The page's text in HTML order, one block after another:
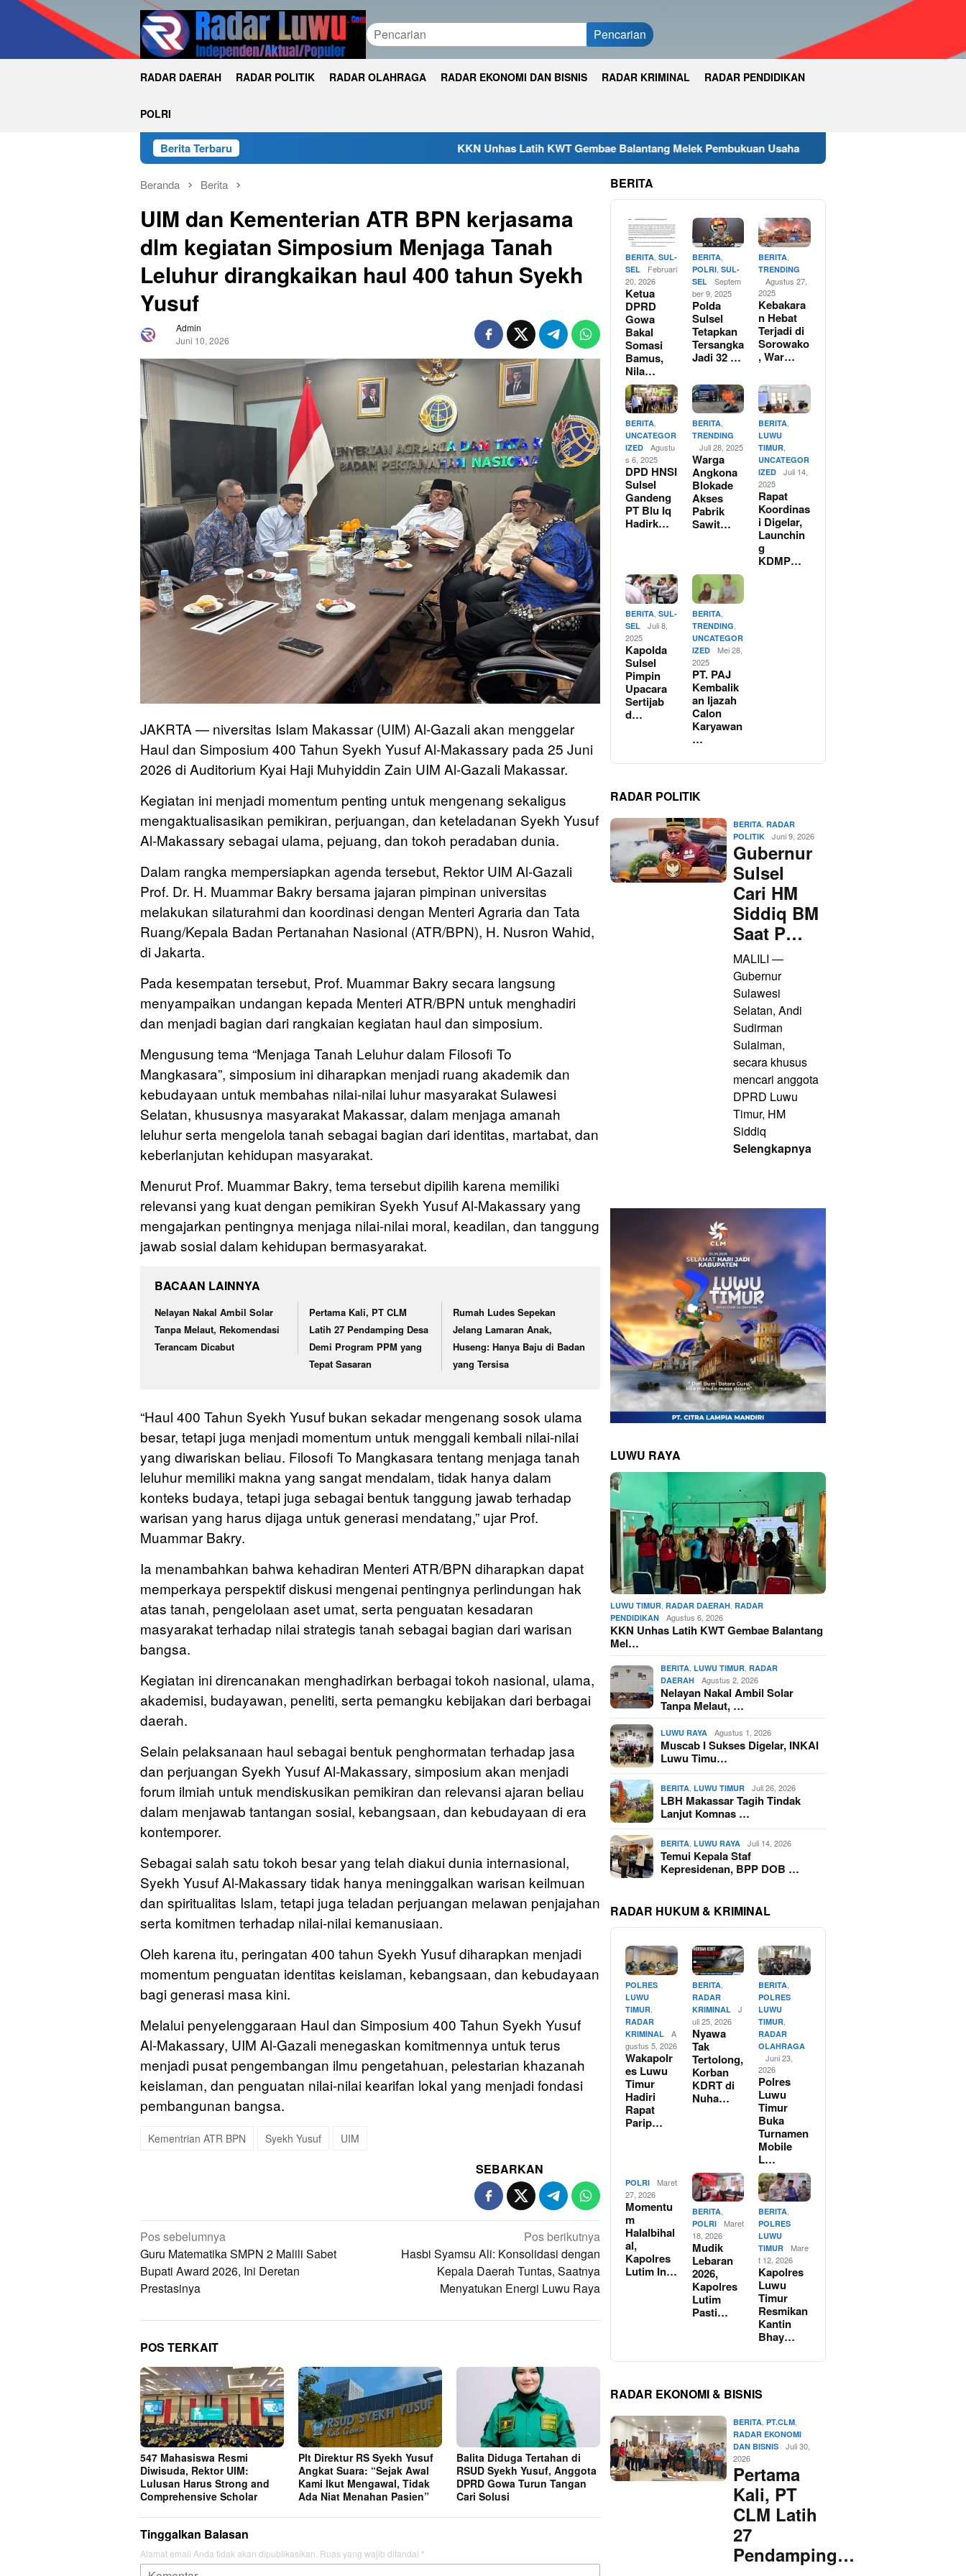
Loncat
Pencarian
RADAR DAERAH RADAR POLITIK RADAR OLAHRAGA RADAR EKONOMI DAN BISNIS RADAR KRIMINAL RADAR PENDIDIKAN
POLRI
Berita Terbaru KKN Unhas Latih KWT Gembae Balantang Melek Pembukuan Usaha Wakapolres Luwu Timur Hadiri Rapat
Beranda Berita
UIM dan Kementerian ATR BPN kerjasama
dlm kegiatan Simposium Menjaga Tanah
Leluhur dirangkaikan haul 400 tahun Syekh
Yusuf
Admin
Juni 10, 2026
JAKRTA — niversitas Islam Makassar (UIM) Al-Gazali akan menggelar
Haul dan Simposium 400 Tahun Syekh Yusuf Al-Makassary pada 25 Juni
2026 di Auditorium Kyai Haji Muhyiddin Zain UIM Al-Gazali Makassar.
Kegiatan ini menjadi momentum penting untuk mengenang sekaligus
mengaktualisasikan pemikiran, perjuangan, dan keteladanan Syekh Yusuf
Al-Makassary sebagai ulama, pejuang, dan tokoh peradaban dunia.
Dalam rangka mempersiapkan agenda tersebut, Rektor UIM Al-Gazali
Prof. Dr. H. Muammar Bakry bersama jajaran pimpinan universitas
melakukan silaturahmi dan koordinasi dengan Menteri Agraria dan Tata
Ruang/Kepala Badan Pertanahan Nasional (ATR/BPN), H. Nusron Wahid,
di Jakarta.
Pada kesempatan tersebut, Prof. Muammar Bakry secara langsung
menyampaikan undangan kepada Menteri ATR/BPN untuk menghadiri
dan menjadi bagian dari rangkaian kegiatan haul dan simposium.
Mengusung tema “Menjaga Tanah Leluhur dalam Filosofi To
Mangkasara”, simposium ini diharapkan menjadi ruang akademik dan
kebudayaan untuk membahas nilai-nilai luhur masyarakat Sulawesi
Selatan, khususnya masyarakat Makassar, dalam menjaga amanah
leluhur serta mengelola tanah sebagai bagian dari identitas, martabat, dan
keberlanjutan kehidupan masyarakat.
Menurut Prof. Muammar Bakry, tema tersebut dipilih karena memiliki
relevansi yang kuat dengan pemikiran Syekh Yusuf Al-Makassary yang
mengajarkan pentingnya menjaga nilai-nilai moral, keadilan, dan tanggung
jawab sosial dalam kehidupan bermasyarakat.
BACAAN LAINNYA
Nelayan Nakal Ambil Solar
Tanpa Melaut, Rekomendasi
Terancam Dicabut
Pertama Kali, PT CLM
Latih 27 Pendamping Desa
Demi Program PPM yang
Tepat Sasaran
Rumah Ludes Sepekan
Jelang Lamaran Anak,
Huseng: Hanya Baju di Badan
yang Tersisa
“Haul 400 Tahun Syekh Yusuf bukan sekadar mengenang sosok ulama
besar, tetapi juga menjadi momentum untuk menggali kembali nilai-nilai
yang diwariskan beliau. Filosofi To Mangkasara tentang menjaga tanah
leluhur memiliki makna yang sangat mendalam, tidak hanya dalam
konteks budaya, tetapi juga sebagai bentuk tanggung jawab terhadap
warisan yang harus dijaga untuk generasi mendatang,” ujar Prof.
Muammar Bakry.
Ia menambahkan bahwa kehadiran Menteri ATR/BPN diharapkan dapat
memperkaya perspektif diskusi mengenai pentingnya perlindungan hak
atas tanah, pengelolaan aset umat, serta penguatan kesadaran
masyarakat terhadap nilai strategis tanah sebagai bagian dari warisan
bangsa.
Kegiatan ini direncanakan menghadirkan berbagai tokoh nasional, ulama,
akademisi, budayawan, peneliti, serta pemangku kebijakan dari berbagai
daerah.
Selain pelaksanaan haul sebagai bentuk penghormatan terhadap jasa
dan perjuangan Syekh Yusuf Al-Makassary, simposium akan menjadi
forum ilmiah untuk mendiskusikan pemikiran dan relevansi ajaran beliau
dalam menjawab tantangan sosial, kebangsaan, dan kebudayaan di era
kontemporer.
Sebagai salah satu tokoh besar yang telah diakui dunia internasional,
Syekh Yusuf Al-Makassary tidak hanya meninggalkan warisan keilmuan
dan spiritualitas Islam, tetapi juga teladan perjuangan melawan penjajahan
serta komitmen terhadap nilai-nilai kemanusiaan.
Oleh karena itu, peringatan 400 tahun Syekh Yusuf diharapkan menjadi
momentum penguatan identitas keislaman, kebangsaan, dan kebudayaan
bagi generasi masa kini.
Melalui penyelenggaraan Haul dan Simposium 400 Tahun Syekh Yusuf
Al-Makassary, UIM Al-Gazali menegaskan komitmennya untuk terus
menjadi pusat pengembangan ilmu pengetahuan, pelestarian khazanah
keislaman, dan penguatan nilai-nilai kearifan lokal yang menjadi fondasi
pembangunan bangsa.
Kementrian ATR BPN Syekh Yusuf UIM
SEBARKAN
Navigasi
pos
Pos sebelumnya
Guru Matematika SMPN 2 Malili Sabet
Bupati Award 2026, Ini Deretan
Prestasinya
Pos berikutnya
Hasbi Syamsu Ali: Konsolidasi dengan
Kepala Daerah Tuntas, Saatnya
Menyatukan Energi Luwu Raya
POS TERKAIT
547 Mahasiswa Resmi
Diwisuda, Rektor UIM:
Lulusan Harus Strong and
Comprehensive Scholar
Plt Direktur RS Syekh Yusuf
Angkat Suara: “Sejak Awal
Kami Ikut Mengawal, Tidak
Ada Niat Menahan Pasien”
Balita Diduga Tertahan di
RSUD Syekh Yusuf, Anggota
DPRD Gowa Turun Tangan
Cari Solusi
Tinggalkan Balasan
Alamat email Anda tidak akan dipublikasikan. Ruas yang wajib ditandai *
BERITA
BERITA ,SUL-
SEL
Februari
20, 2026
Ketua
DPRD
Gowa
Bakal
Somasi
Bamus,
Nila…
BERITA,
POLRI, SUL-
SEL
Septem
ber 9, 2025
Polda
Sulsel
Tetapkan
Tersangka
Jadi 32 …
BERITA
TRENDING
Agustus 27,
2025
Kebakara
n Hebat
Terjadi di
Sorowako
, War…
BERITA,
UNCATEGOR
IZED
Agustu
s 6, 2025
DPD HNSI
Sulsel
Gandeng
PT Blu Iq
Hadirk…
BERITA,
TRENDING
Juli 28, 2025
Warga
Angkona
Blokade
Akses
Pabrik
Sawit…
BERITA,
LUWU
TIMUR,
UNCATEGOR
IZED
Juli 14,
2025
Rapat
Koordinas
i Digelar,
Launchin
g
KDMP…
BERITA ,SUL-
SEL
Juli 8,
2025
Kapolda
Sulsel
Pimpin
Upacara
Sertijab
d…
BERITA,
TRENDING
UNCATEGOR
IZED
Mei 28,
2025
PT. PAJ
Kembalik
an Ijazah
Calon
Karyawan
…
RADAR POLITIK
BERITA ,RADAR
POLITIK
Juni 9, 2026
Gubernur
Sulsel
Cari HM
Siddiq BM
Saat P…
MALILI —
Gubernur
Sulawesi
Selatan, Andi
Sudirman
Sulaiman,
secara khusus
mencari anggota
DPRD Luwu
Timur, HM
Siddiq
Selengkapnya
LUWU RAYA
LUWU TIMUR,RADAR DAERAH,RADAR
PENDIDIKAN
Agustus 6, 2026
KKN Unhas Latih KWT Gembae Balantang
Mel…
BERITA,LUWU TIMUR,RADAR
DAERAH
Agustus 2, 2026
Nelayan Nakal Ambil Solar
Tanpa Melaut, …
LUWU RAYA Agustus 1, 2026
Muscab I Sukses Digelar, INKAI
Luwu Timu…
BERITA,LUWU TIMUR Juli 26, 2026
LBH Makassar Tagih Tindak
Lanjut Komnas …
BERITA,LUWU RAYA Juli 14, 2026
Temui Kepala Staf
Kepresidenan, BPP DOB …
RADAR HUKUM & KRIMINAL
POLRES
LUWU
TIMUR
RADAR
KRIMINAL
A
gustus 5, 2026
Wakapolr
es Luwu
Timur
Hadiri
Rapat
Parip…
BERITA,
RADAR
KRIMINAL
J
uli 25, 2026
Nyawa
Tak
Tertolong,
Korban
KDRT di
Nuha…
BERITA
POLRES
LUWU
TIMUR
RADAR
OLAHRAGA
Juni 23,
2026
Polres
Luwu
Timur
Buka
Turnamen
Mobile
L…
POLRI
Maret
27, 2026
Momentu
m
Halalbihal
al,
Kapolres
Lutim In…
BERITA,
POLRI
Maret
18, 2026
Mudik
Lebaran
2026,
Kapolres
Lutim
Pasti…
BERITA,
POLRES
LUWU
TIMUR
Mare
t 12, 2026
Kapolres
Luwu
Timur
Resmikan
Kantin
Bhay…
RADAR EKONOMI & BISNIS
BERITA,PT.CLM,
RADAR EKONOMI
DAN BISNIS
Juli 30,
2026
Pertama
Kali, PT
CLM Latih
27
Pendamping…